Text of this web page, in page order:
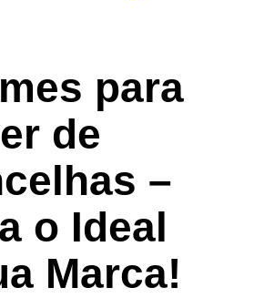
para
de
–
o Ideal
Marca!